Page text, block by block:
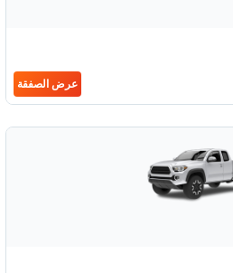
عرض الصفقة